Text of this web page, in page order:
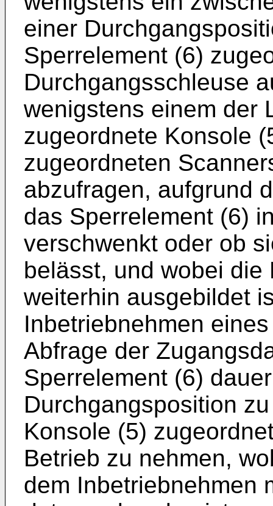
einer
Sperrelement (6)
Durchgangsschleuse
wenigstens einem der
zugeordnete Konsole
zugeordneten
abzufragen, aufgrund
das Sperrelement (6)
verschwenkt oder ob
belässt, und wobei
weiterhin ausgebildet
Inbetriebnehmen
Abfrage der
Sperrelement (6)
Durchgangsposition
Konsole (5)
Betrieb zu nehmen,
dem Inbetriebnehmen